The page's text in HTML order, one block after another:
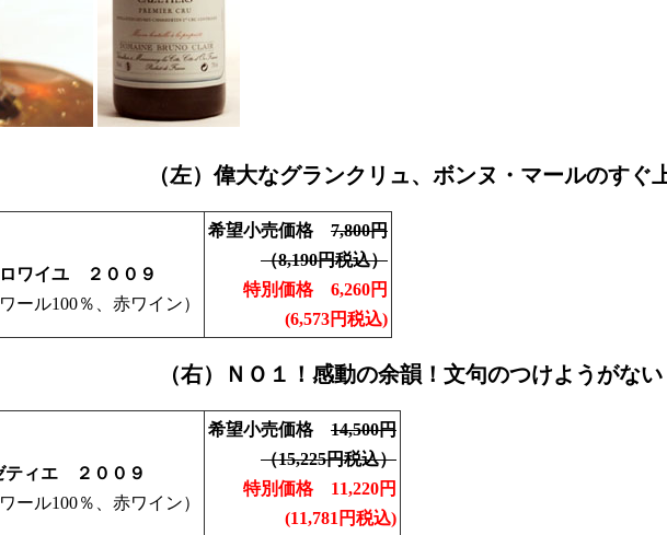
（左）偉大なグランクリュ、ボンヌ・マールのすぐ
ワイユ ２００９
ール100％、赤ワイン）
希望小売価格 7,800円
（8,190円税込）
特別価格 6,260円
(6,573円税込)
（右）ＮＯ１！感動の余韻！文句のつけようがな
ティエ ２００９
ール100％、赤ワイン）
希望小売価格 14,500円
（15,225円税込）
特別価格 11,220円
(11,781円税込)